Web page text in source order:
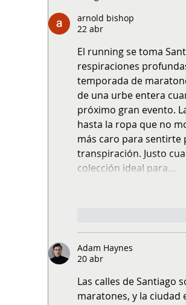
de 5 mil corredores en su cuarta
edición en Santiago
arnold bishop
22 abr
El running se toma
respiraciones
temporada de
de una urbe entera
próximo gran evento.
hasta la ropa que no
más caro para sentirte
transpiración. Justo
colección ideal para…
Adam Haynes
20 abr
Las calles de Santiago
maratones, y la